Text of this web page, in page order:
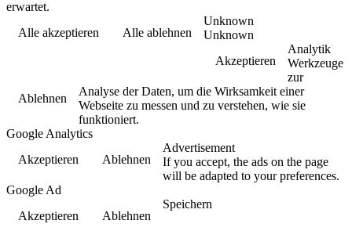
erwartet.
Alle akzeptieren
Alle ablehnen
Unknown
Unknown
Akzeptieren
Ablehnen
Analytik
Werkzeuge
zur
Analyse der Daten, um die Wirksamkeit einer
Webseite zu messen und zu verstehen, wie sie
funktioniert.
Google Analytics
Akzeptieren
Ablehnen
Advertisement
If you accept, the ads on the page
will be adapted to your preferences.
Google Ad
Akzeptieren
Ablehnen
Speichern